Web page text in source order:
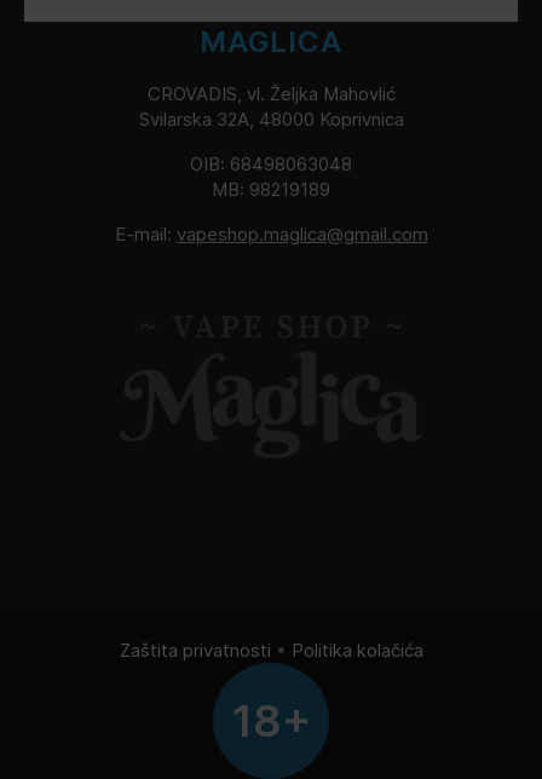
MAGLICA
CROVADIS, vl. Željka Mahovlić
Svilarska 32A, 48000 Koprivnica
OIB: 68498063048
MB: 98219189
E-mail: vapeshop.maglica@gmail.com
Zaštita privatnosti • Politika kolačića
18+